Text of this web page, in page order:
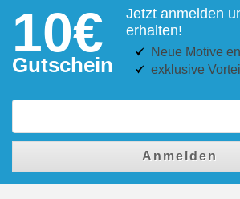
10€
Gutschein
Jetzt anmelden
erhalten!
Neue Motive
exklusive
Anmelden